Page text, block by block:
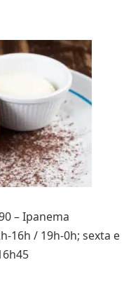
– Ipanema
16h / 19h-0h; sexta e